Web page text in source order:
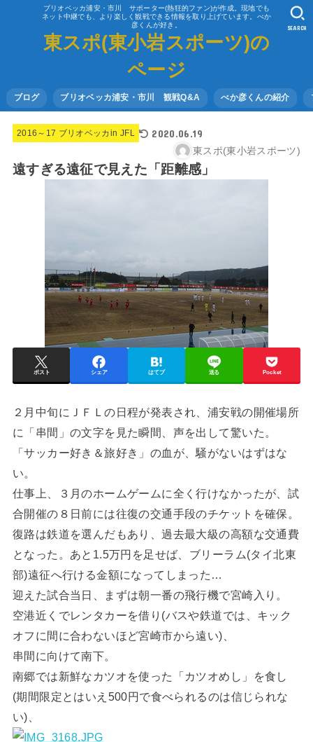
ブリオベッカ浦安・市川 サポーター(熱狂的ファン)が作成。現地でも
ネット中継でも、より楽しく観戦できる情報を取り上げています。べか
彦くんが好き。
東スポ(東小岩スポーツ)の
ページ
ブログ ブリオベッカ浦安・市川 観戦Q&A べか彦くんの紹介
SEARCH
2016～17 ブリオベッカin JFL 2020.06.19
東スポ(東小岩スポーツ)
遠すぎる遠征で見えた「距離感」
ポスト シェア はてブ 送る Pocket
２月中旬にＪＦＬの日程が発表され、浦安戦の開催場所
に「串間」の文字を見た瞬間、声を出して驚いた。
「サッカー好き＆旅好き」の血が、騒がないはずはな
い。
仕事上、３月のホームゲームに全く行けなかったが、試
合開催の８日前には往復の交通手段のチケットを確保。
復路は鉄道を選んだもあり、過去最大級の高額な交通費
となった。あと1.5万円を足せば、ブリーラム(タイ北東
部)遠征へ行ける金額になってしまった…
迎えた試合当日、まずは朝一番の飛行機で宮崎入り。
空港近くでレンタカーを借り(バスや鉄道では、キック
オフに間に合わないほど宮崎市から遠い)、
串間に向けて南下。
南郷では新鮮なカツオを使った「カツオめし」を食し
(期間限定とはいえ500円で食べられるのは信じられな
い)、